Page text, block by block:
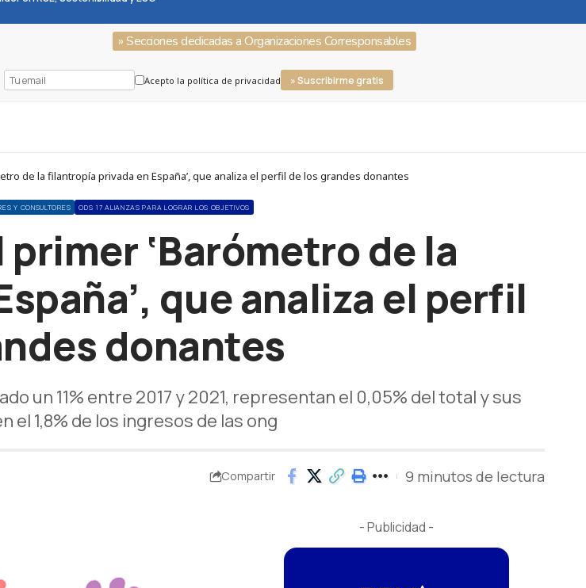
» Secciones dedicadas a Organizaciones Corresponsables
Acepto la política de privacidad » Suscribirme gratis
de la filantropía privada en España’, que analiza el perfil de los grandes donantes
Y CONSULTORES ODS 17 ALIANZAS PARA LOGRAR LOS OBJETIVOS
primer ‘Barómetro de la
que analiza el perfil
donantes
un 11% entre 2017 y 2021, representan el 0,05% del total y sus
el 1,8% de los ingresos de las ong
Compartir 9 minutos de lectura
- Publicidad -